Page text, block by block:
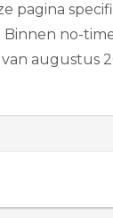
pagina
. Binnen no-
augustus